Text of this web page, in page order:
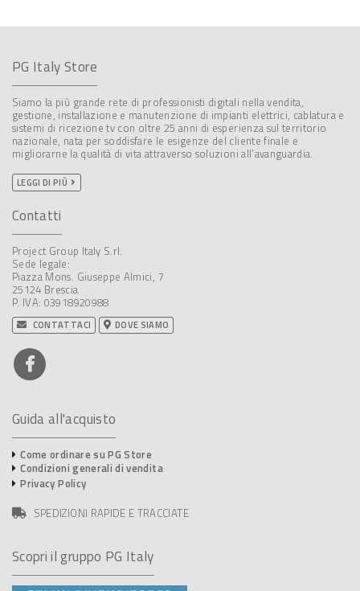
PG Italy Store
Siamo la più grande rete di professionisti digitali nella vendita,
gestione, installazione e manutenzione di impianti elettrici, cablatura e
sistemi di ricezione tv con oltre 25 anni di esperienza sul territorio
nazionale, nata per soddisfare le esigenze del cliente finale e
migliorarne la qualità di vita attraverso soluzioni all’avanguardia.
LEGGI DI PIÙ
Contatti
Project Group Italy S.rl.
Sede legale:
Piazza Mons. Giuseppe Almici, 7
25124 Brescia
P. IVA: 03918920988
CONTATTACI DOVE SIAMO
Guida all'acquisto
Come ordinare su PG Store
Condizioni generali di vendita
Privacy Policy
SPEDIZIONI RAPIDE E TRACCIATE
Scopri il gruppo PG Italy